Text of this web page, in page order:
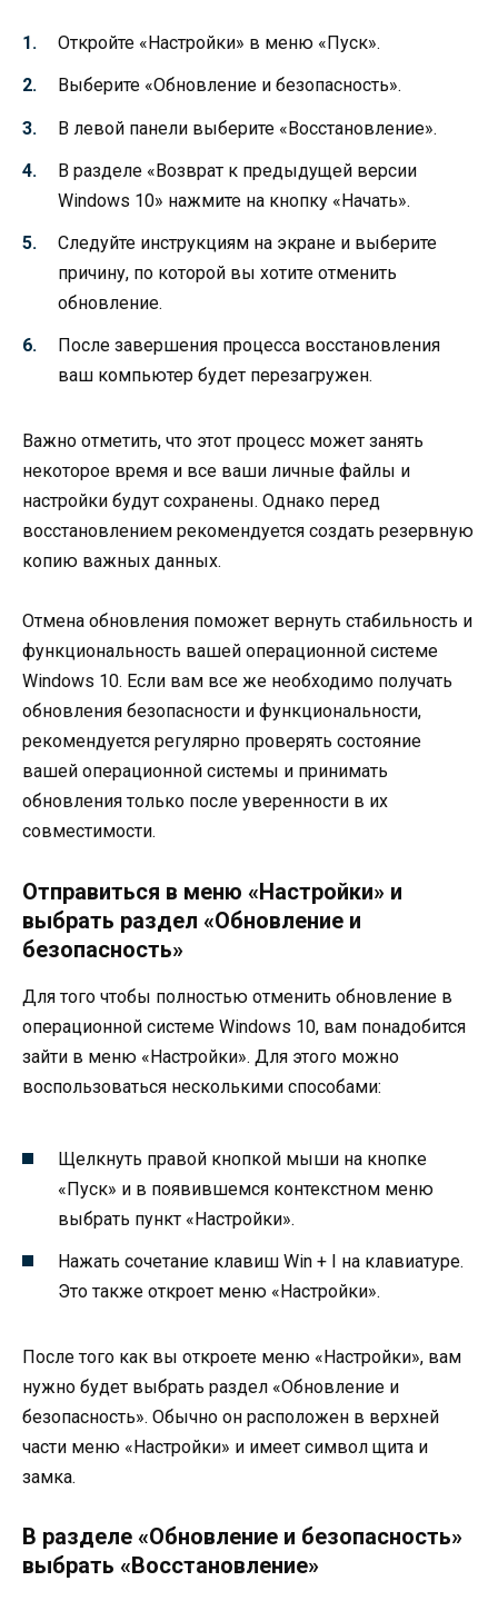
Откройте «Настройки» в меню «Пуск».
Выберите «Обновление и безопасность».
В левой панели выберите «Восстановление».
В разделе «Возврат к предыдущей версии
Windows 10» нажмите на кнопку «Начать».
Следуйте инструкциям на экране и выберите
причину, по которой вы хотите отменить
обновление.
После завершения процесса восстановления
ваш компьютер будет перезагружен.
Важно отметить, что этот процесс может занять
некоторое время и все ваши личные файлы и
настройки будут сохранены. Однако перед
восстановлением рекомендуется создать резервную
копию важных данных.
Отмена обновления поможет вернуть стабильность и
функциональность вашей операционной системе
Windows 10. Если вам все же необходимо получать
обновления безопасности и функциональности,
рекомендуется регулярно проверять состояние
вашей операционной системы и принимать
обновления только после уверенности в их
совместимости.
Отправиться в меню «Настройки» и
выбрать раздел «Обновление и
безопасность»
Для того чтобы полностью отменить обновление в
операционной системе Windows 10, вам понадобится
зайти в меню «Настройки». Для этого можно
воспользоваться несколькими способами:
Щелкнуть правой кнопкой мыши на кнопке
«Пуск» и в появившемся контекстном меню
выбрать пункт «Настройки».
Нажать сочетание клавиш Win + I на клавиатуре.
Это также откроет меню «Настройки».
После того как вы откроете меню «Настройки», вам
нужно будет выбрать раздел «Обновление и
безопасность». Обычно он расположен в верхней
части меню «Настройки» и имеет символ щита и
замка.
В разделе «Обновление и безопасность»
выбрать «Восстановление»